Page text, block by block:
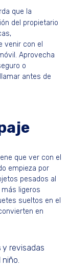
que la
del propietario
venir con el
Aprovecha
o
antes de
que ver con el
empieza por
pesados al
ligeros
sueltos en el
en
y revisadas